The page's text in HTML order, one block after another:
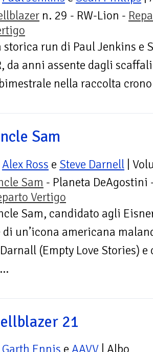
n. 29 - RW-Lion -
storica run di Paul Jenkins e
da anni assente dagli
nella raccolta
Sam
Alex Ross e Steve Darnell |
Sam - Planeta DeAgostini
Vertigo
Sam, candidato agli
di un’icona americana
(Empty Love Stories)
21